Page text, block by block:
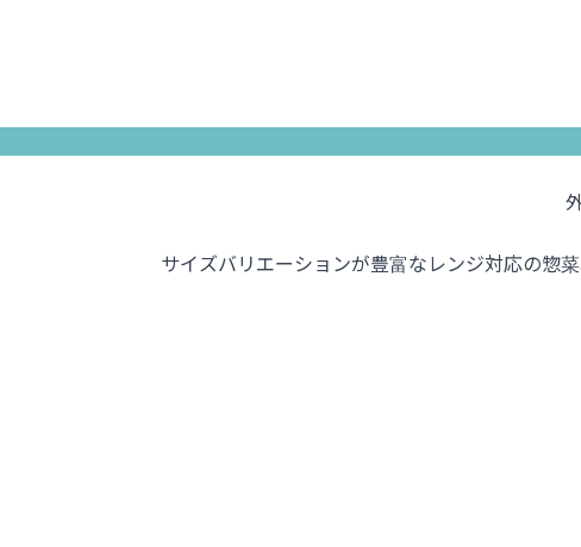
サイズバリエーションが豊富なレンジ対応の惣